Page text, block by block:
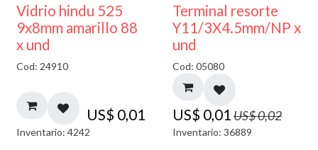
40% DESCUENTO
Vidrio hindu 525
9x8mm amarillo 88
x und
Cod: 24910
US$ 0,01
Inventario: 4242
50% DESCUENTO
Terminal resorte
Y11/3X4.5mm/NP x
und
Cod: 05080
US$ 0,01US$0,02
Inventario: 36889